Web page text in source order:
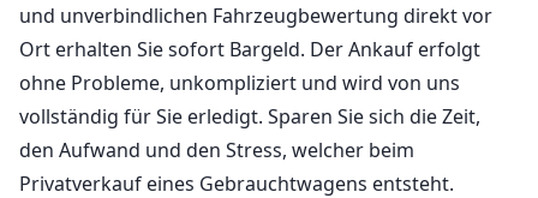
und unverbindlichen Fahrzeugbewertung direkt vor
Ort erhalten Sie sofort Bargeld. Der Ankauf erfolgt
ohne Probleme, unkompliziert und wird von uns
vollständig für Sie erledigt. Sparen Sie sich die Zeit,
den Aufwand und den Stress, welcher beim
Privatverkauf eines Gebrauchtwagens entsteht.